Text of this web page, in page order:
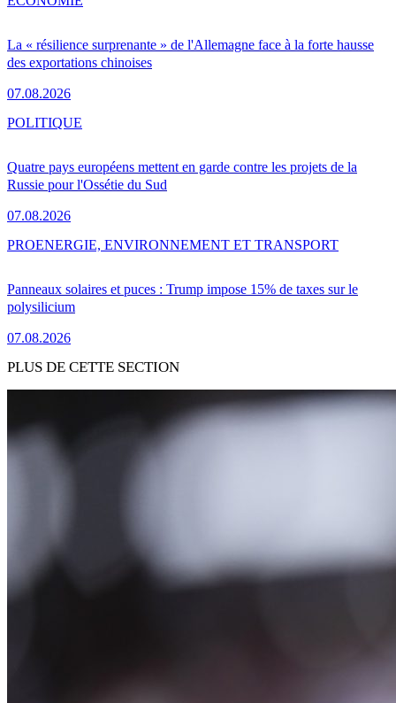
La « résilience surprenante » de l'Allemagne face à la forte hausse
des exportations chinoises
07.08.2026
Quatre pays européens mettent en garde contre les projets de la
Russie pour l'Ossétie du Sud
07.08.2026
POLITIQUE
Panneaux solaires et puces : Trump impose 15% de taxes sur le
polysilicium
07.08.2026
PROENERGIE, ENVIRONNEMENT ET TRANSPORT
PLUS DE CETTE SECTION